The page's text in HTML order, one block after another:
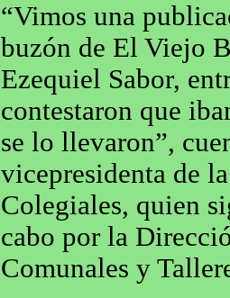
“Vimos una
buzón de El Viejo
Ezequiel Sabor,
contestaron que
se lo llevaron”,
vicepresidenta de
Colegiales, quien
cabo por la
Comunales y